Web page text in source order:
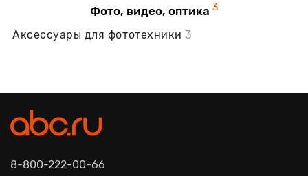
Фото, видео, оптика 3
Аксессуары для фототехники 3
8-800-222-00-66